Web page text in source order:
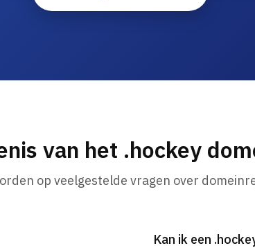
van het .hockey
op veelgestelde vragen over
Kan ik een